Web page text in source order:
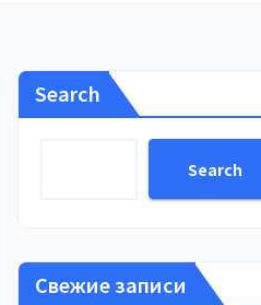
Search
Search
Свежие записи